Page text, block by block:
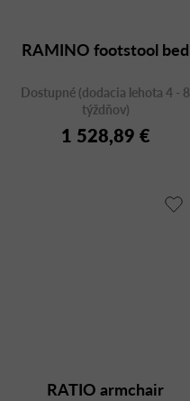
RAMINO footstool bed
Dostupné (dodacia lehota 4 - 8
týždňov)
1 528,89 €
RATIO armchair